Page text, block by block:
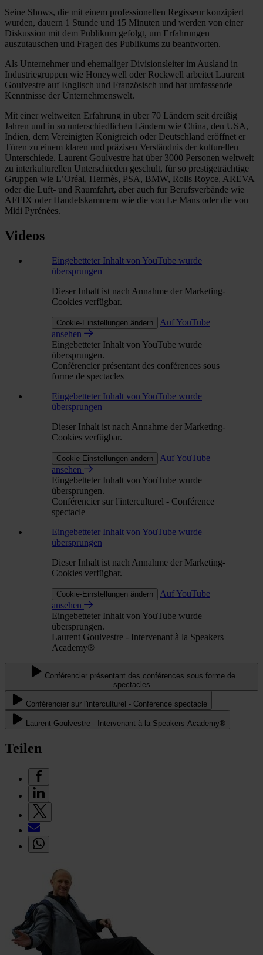
Seine Shows, die mit einem professionellen Regisseur konzipiert
wurden, dauern 1 Stunde und 15 Minuten und werden von einer
Diskussion mit dem Publikum gefolgt, um Erfahrungen
auszutauschen und Fragen des Publikums zu beantworten.
Als Unternehmer und ehemaliger Divisionsleiter im Ausland in
Industriegruppen wie Honeywell oder Rockwell arbeitet Laurent
Goulvestre auf Englisch und Französisch und hat umfassende
Kenntnisse der Unternehmenswelt.
Mit einer weltweiten Erfahrung in über 70 Ländern seit dreißig
Jahren und in so unterschiedlichen Ländern wie China, den USA,
Indien, dem Vereinigten Königreich oder Deutschland eröffnet er
Türen zu einem klaren und präzisen Verständnis der kulturellen
Unterschiede. Laurent Goulvestre hat über 3000 Personen weltweit
zu interkulturellen Unterschieden geschult, für so prestigeträchtige
Gruppen wie L’Oréal, Hermès, PSA, BMW, Rolls Royce, AREVA
oder die Luft- und Raumfahrt, aber auch für Berufsverbände wie
AFFIX oder Handelskammern wie die von Le Mans oder die von
Midi Pyrénées.
Videos
Eingebetteter Inhalt von YouTube wurde
übersprungen
Dieser Inhalt ist nach Annahme der Marketing-
Cookies verfügbar.
Cookie-Einstellungen ändern
Auf YouTube
ansehen
Eingebetteter Inhalt von YouTube wurde
übersprungen.
Conférencier présentant des conférences sous
forme de spectacles
Eingebetteter Inhalt von YouTube wurde
übersprungen
Dieser Inhalt ist nach Annahme der Marketing-
Cookies verfügbar.
Cookie-Einstellungen ändern
Auf YouTube
ansehen
Eingebetteter Inhalt von YouTube wurde
übersprungen.
Conférencier sur l'interculturel - Conférence
spectacle
Eingebetteter Inhalt von YouTube wurde
übersprungen
Dieser Inhalt ist nach Annahme der Marketing-
Cookies verfügbar.
Cookie-Einstellungen ändern
Auf YouTube
ansehen
Eingebetteter Inhalt von YouTube wurde
übersprungen.
Laurent Goulvestre - Intervenant à la Speakers
Academy®
Conférencier présentant des conférences sous forme de
spectacles
Conférencier sur l'interculturel - Conférence spectacle
Laurent Goulvestre - Intervenant à la Speakers Academy®
Teilen